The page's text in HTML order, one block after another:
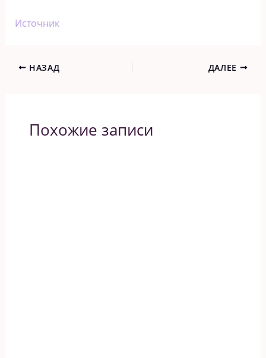
Источник
НАЗАД ДАЛЕЕ
Похожие записи